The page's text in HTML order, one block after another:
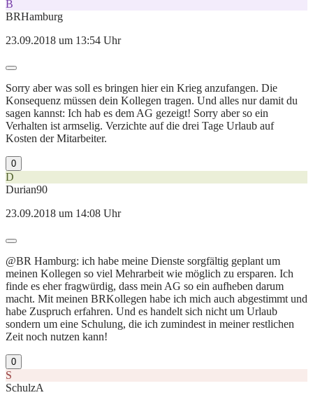
B
BRHamburg
23.09.2018 um 13:54 Uhr
Sorry aber was soll es bringen hier ein Krieg anzufangen. Die
Konsequenz müssen dein Kollegen tragen. Und alles nur damit du
sagen kannst: Ich hab es dem AG gezeigt! Sorry aber so ein
Verhalten ist armselig. Verzichte auf die drei Tage Urlaub auf
Kosten der Mitarbeiter.
0
D
Durian90
23.09.2018 um 14:08 Uhr
@BR Hamburg: ich habe meine Dienste sorgfältig geplant um
meinen Kollegen so viel Mehrarbeit wie möglich zu ersparen. Ich
finde es eher fragwürdig, dass mein AG so ein aufheben darum
macht. Mit meinen BRKollegen habe ich mich auch abgestimmt und
habe Zuspruch erfahren. Und es handelt sich nicht um Urlaub
sondern um eine Schulung, die ich zumindest in meiner restlichen
Zeit noch nutzen kann!
0
S
SchulzA